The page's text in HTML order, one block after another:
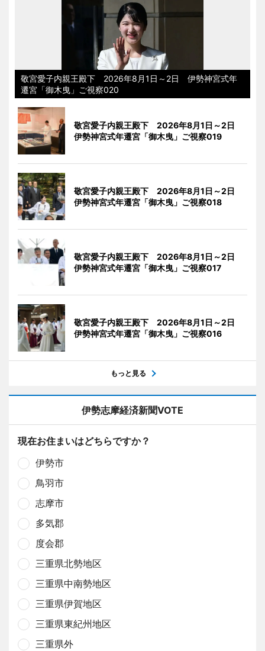
敬宮愛子内親王殿下 2026年8月1日～2日 伊勢神宮式年
遷宮「御木曳」ご視察020
敬宮愛子内親王殿下 2026年8月1日～2日
伊勢神宮式年遷宮「御木曳」ご視察019
敬宮愛子内親王殿下 2026年8月1日～2日
伊勢神宮式年遷宮「御木曳」ご視察018
敬宮愛子内親王殿下 2026年8月1日～2日
伊勢神宮式年遷宮「御木曳」ご視察017
敬宮愛子内親王殿下 2026年8月1日～2日
伊勢神宮式年遷宮「御木曳」ご視察016
もっと見る
伊勢志摩経済新聞VOTE
現在お住まいはどちらですか？
伊勢市
鳥羽市
志摩市
多気郡
度会郡
三重県北勢地区
三重県中南勢地区
三重県伊賀地区
三重県東紀州地区
三重県外